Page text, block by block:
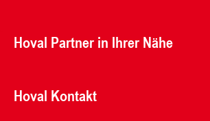
Hoval Partner in Ihrer Nähe
Hoval Kontakt